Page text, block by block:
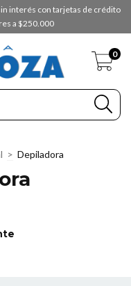
interés con tarjetas de crédito
a $250.000
0
> Depiladora